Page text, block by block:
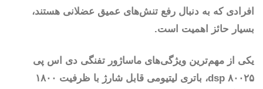
افرادی که به دنبال رفع تنش‌های عمیق عضلانی هستند،
بسیار حائز اهمیت است.
یکی از مهم‌ترین ویژگی‌های ماساژور تفنگی دی اس پی
۸۰۰۲۵ dsp، باتری لیتیومی قابل شارژ با ظرفیت ۱۸۰۰